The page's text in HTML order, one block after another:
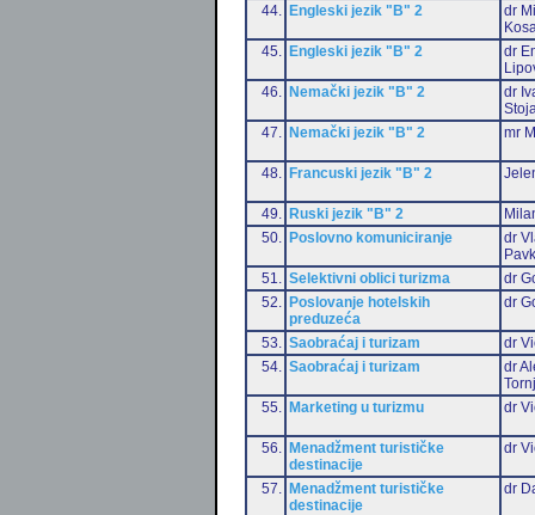
44. Engleski jezik "B" 2
dr
45.
Engleski jezik "B" 2
dr
46.
Nemački jezik "B" 2
dr
47.
Nemački jezik "B" 2 mr
48. Francuski jezik "B" 2
49. Ruski jezik "B" 2
50.
Poslovno komuniciranje
dr
51.
Selektivni oblici turizma
dr
52.
Poslovanje hotelskih
preduzeća
dr
53. Saobraćaj i turizam
dr
54.
Saobraćaj i turizam
dr
55.
Marketing u turizmu dr
56.
Menadžment turističke
destinacije
dr
57.
Menadžment turističke
destinacije
dr